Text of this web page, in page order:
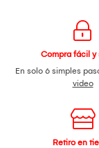
Compra fácil y
En solo 6 simples
video
Retiro en